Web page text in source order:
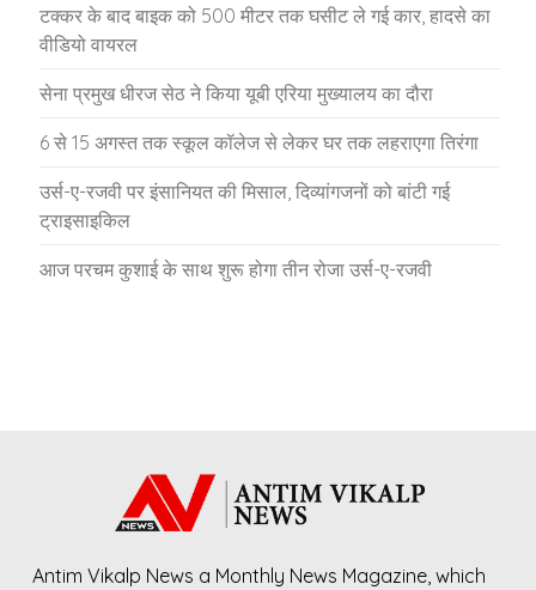
टक्कर के बाद बाइक को 500 मीटर तक घसीट ले गई कार, हादसे का
वीडियो वायरल
सेना प्रमुख धीरज सेठ ने किया यूबी एरिया मुख्यालय का दौरा
6 से 15 अगस्त तक स्कूल कॉलेज से लेकर घर तक लहराएगा तिरंगा
उर्स-ए-रजवी पर इंसानियत की मिसाल, दिव्यांगजनों को बांटी गई
ट्राइसाइकिल
आज परचम कुशाई के साथ शुरू होगा तीन रोजा उर्स-ए-रजवी
Antim Vikalp News a Monthly News Magazine, which